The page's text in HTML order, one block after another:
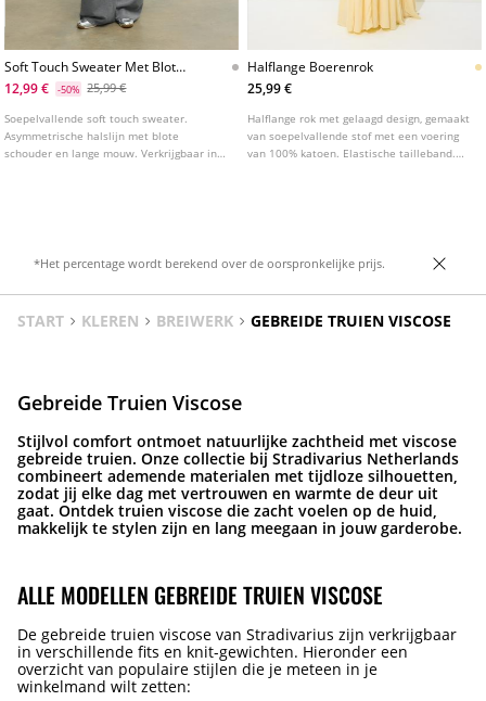
Soft Touch Sweater Met Blote
Schouder L08724371
12,99 € -50% 25,99 €
Soepelvallende soft touch sweater.
Asymmetrische halslijn met blote
schouder en lange mouw. Verkrijgbaar in
Halflange Boerenrok
25,99 €
Halflange rok met gelaagd design, gemaakt
van soepelvallende stof met een voering
van 100% katoen. Elastische tailleband.
*Het percentage wordt berekend over de oorspronkelijke prijs.
START KLEREN BREIWERK GEBREIDE TRUIEN VISCOSE
Gebreide Truien Viscose
Stijlvol comfort ontmoet natuurlijke zachtheid met viscose
gebreide truien. Onze collectie bij Stradivarius Netherlands
combineert ademende materialen met tijdloze silhouetten,
zodat jij elke dag met vertrouwen en warmte de deur uit
gaat. Ontdek truien viscose die zacht voelen op de huid,
makkelijk te stylen zijn en lang meegaan in jouw garderobe.
ALLE MODELLEN GEBREIDE TRUIEN VISCOSE
De gebreide truien viscose van Stradivarius zijn verkrijgbaar
in verschillende fits en knit-gewichten. Hieronder een
overzicht van populaire stijlen die je meteen in je
winkelmand wilt zetten: